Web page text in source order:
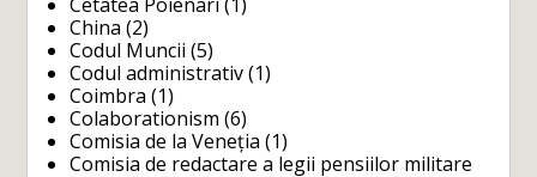
China (2)
Codul Muncii (5)
Codul administrativ (1)
Coimbra (1)
Colaborationism (6)
Comisia de la Veneția (1)
Comisia de redactare a legii pensiilor militare